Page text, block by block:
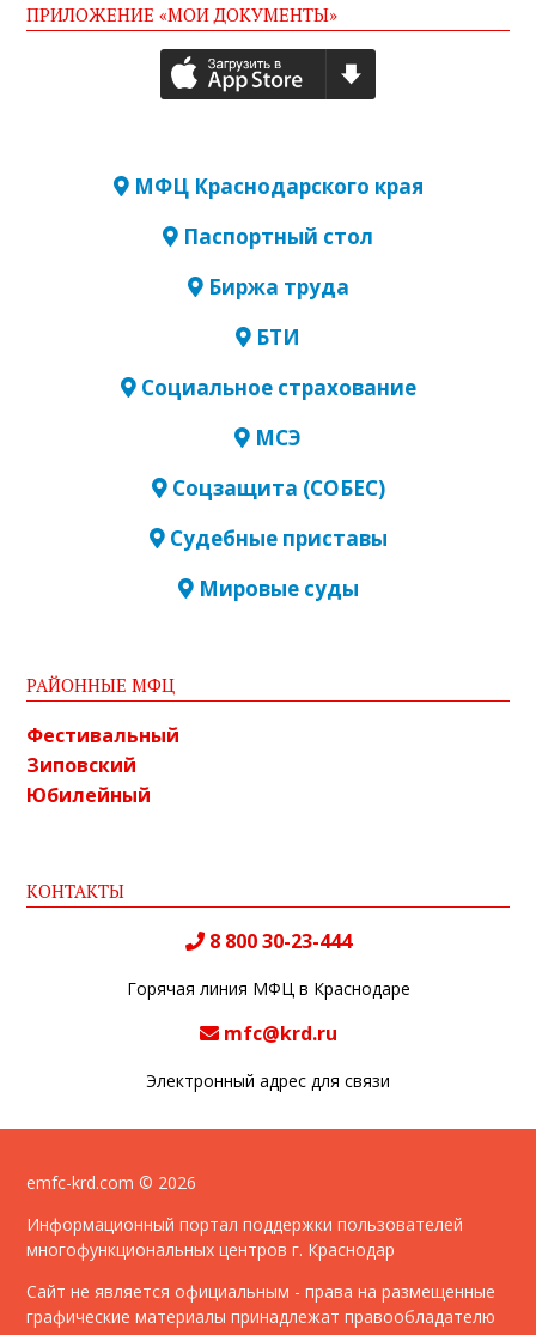
ПРИЛОЖЕНИЕ «МОИ ДОКУМЕНТЫ»
МФЦ Краснодарского края
Паспортный стол
Биржа труда
БТИ
Социальное страхование
МСЭ
Соцзащита (СОБЕС)
Судебные приставы
Мировые суды
РАЙОННЫЕ МФЦ
Фестивальный
Зиповский
Юбилейный
КОНТАКТЫ
8 800 30-23-444
Горячая линия МФЦ в Краснодаре
mfc@krd.ru
Электронный адрес для связи
emfc-krd.com © 2026
Информационный портал поддержки пользователей
многофункциональных центров г. Краснодар
Сайт не является официальным - права на размещенные
графические материалы принадлежат правообладателю